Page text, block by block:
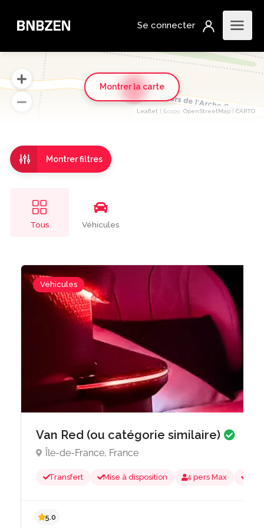
Montrer filtres
Tous Véhicules
Véhicules
Van Red (ou catégorie similaire)
Île-de-France, France
Transfert Mise à disposition 4 pers Max
6
Leaflet | &​copy; OpenStreetMap | CARTO
Montrer la carte